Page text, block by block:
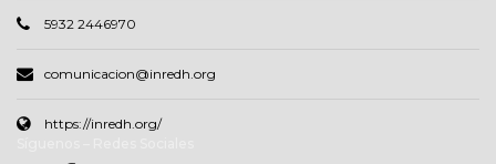
5932 2446970
comunicacion@inredh.org
https://inredh.org/